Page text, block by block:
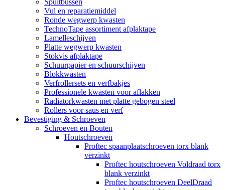
Spuitbussen
Vul en reparatiemiddel
Ronde wegwerp kwasten
TechnoTape assortiment afplaktape
Lamelleschijven
Platte wegwerp kwasten
Stokvis afplaktape
Schuurpapier en schuurschijven
Blokkwasten
Verfrollersets en verfbakjes
Professionele kwasten voor aflakken
Radiatorkwasten met platte gebogen steel
Rollers voor saus en verf
Bevestiging & Schroeven
Schroeven en Bouten
Houtschroeven
Proftec spaanplaatschroeven torx blank
verzinkt
Proftec houtschroeven Voldraad torx
blank verzinkt
Proftec houtschroeven DeelDraad